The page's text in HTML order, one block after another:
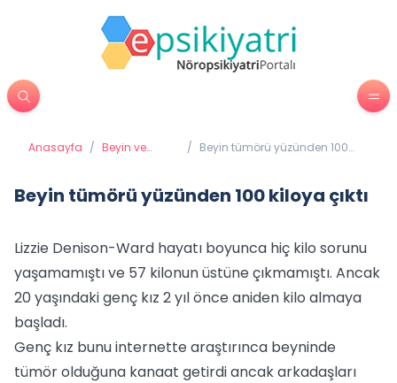
Anasayfa / Beyin ve
/ Beyin tümörü yüzünden 100
Beyin tümörü yüzünden 100 kiloya çıktı
Lizzie Denison-Ward hayatı boyunca hiç kilo sorunu
yaşamamıştı ve 57 kilonun üstüne çıkmamıştı. Ancak
20 yaşındaki genç kız 2 yıl önce aniden kilo almaya
başladı.
Genç kız bunu internette araştırınca beyninde
tümör olduğuna kanaat getirdi ancak arkadaşları